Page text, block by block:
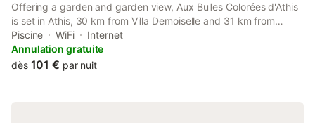
Offering a garden and garden view, Aux Bulles Colorées d'Athis
is set in Athis, 30 km from Villa Demoiselle and 31 km from
Reims Champagne Automobile Museum. This property offers
access to a terrace, darts, free private parking and free WiFi.
Piscine WiFi
Internet
Annulation gratuite
dès 101 € par nuit